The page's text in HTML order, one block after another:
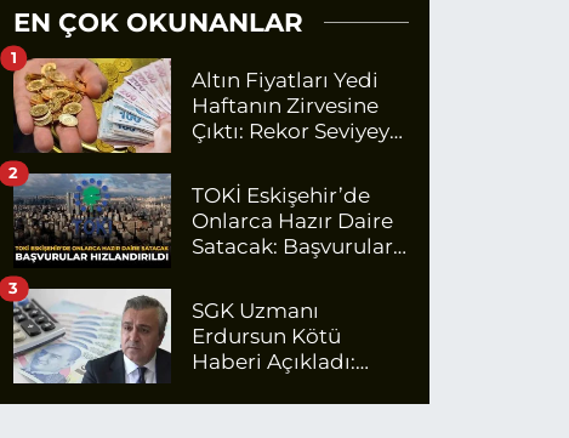
EN ÇOK OKUNANLAR
Altın Fiyatları Yedi
Haftanın Zirvesine
Çıktı: Rekor Seviyeye
1
TOKİ Eskişehir’de
Onlarca Hazır Daire
Satacak: Başvurular
2
SGK Uzmanı
Erdursun Kötü
Haberi Açıkladı:
İçin Net Rakam
3